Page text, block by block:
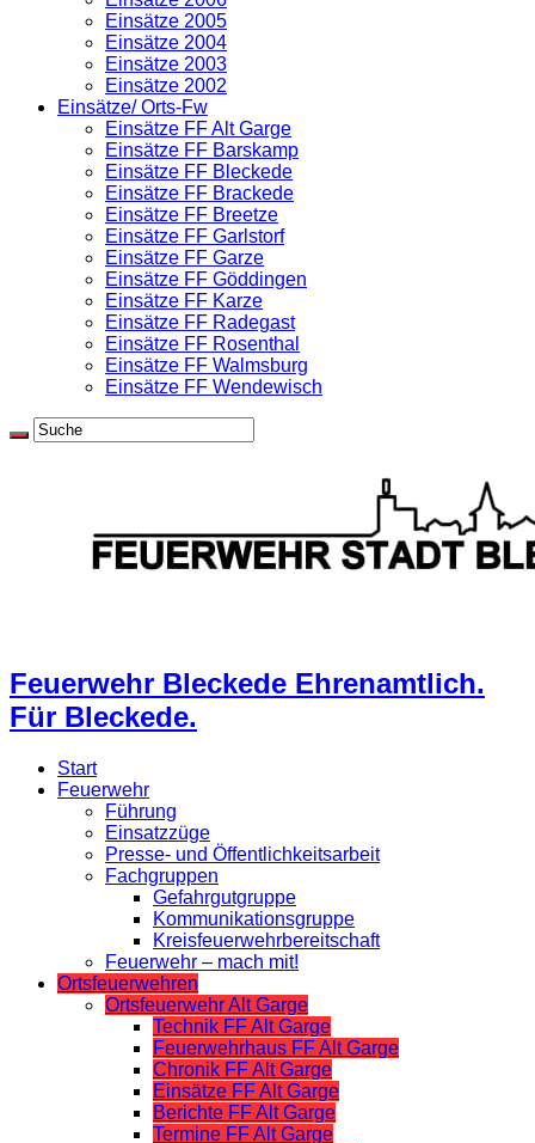
Einsätze 2005
Einsätze 2004
Einsätze 2003
Einsätze 2002
Einsätze/ Orts-Fw
Einsätze FF Alt Garge
Einsätze FF Barskamp
Einsätze FF Bleckede
Einsätze FF Brackede
Einsätze FF Breetze
Einsätze FF Garlstorf
Einsätze FF Garze
Einsätze FF Göddingen
Einsätze FF Karze
Einsätze FF Radegast
Einsätze FF Rosenthal
Einsätze FF Walmsburg
Einsätze FF Wendewisch
Feuerwehr Bleckede Ehrenamtlich.
Für Bleckede.
Start
Feuerwehr
Führung
Einsatzzüge
Presse- und Öffentlichkeitsarbeit
Fachgruppen
Gefahrgutgruppe
Kommunikationsgruppe
Kreisfeuerwehrbereitschaft
Feuerwehr – mach mit!
Ortsfeuerwehren
Ortsfeuerwehr Alt Garge
Technik FF Alt Garge
Feuerwehrhaus FF Alt Garge
Chronik FF Alt Garge
Einsätze FF Alt Garge
Berichte FF Alt Garge
Termine FF Alt Garge